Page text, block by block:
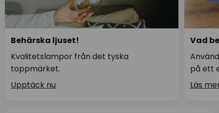
Behärska ljuset!
Kvalitetslampor från det tyska
toppmärket.
Upptäck nu
Vad
på ett
Läs